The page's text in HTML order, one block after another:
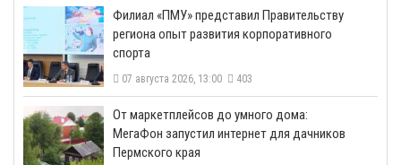
​Филиал «ПМУ» представил Правительству
региона опыт развития корпоративного
спорта
07 августа 2026, 13:00 403
От маркетплейсов до умного дома:
МегаФон запустил интернет для дачников
Пермского края